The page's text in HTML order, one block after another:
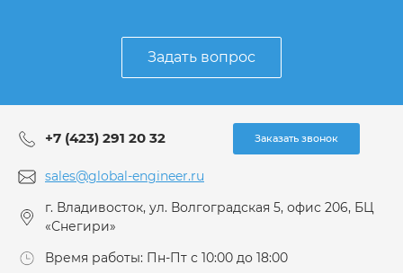
Задать вопрос
+7 (423) 291 20 32 Заказать звонок
sales@global-engineer.ru
г. Владивосток, ул. Волгоградская 5, офис 206, БЦ
«Снегири»
Время работы: Пн-Пт с 10:00 до 18:00